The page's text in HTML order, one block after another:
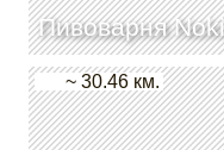
Пивоварня
~ 30.46 км.